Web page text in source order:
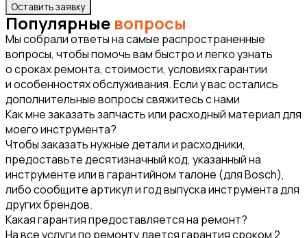
Оставить заявку
Популярные вопросы
Мы собрали ответы на самые распространенные
вопросы, чтобы помочь вам быстро и легко узнать
о сроках ремонта, стоимости, условиях гарантии
и особенностях обслуживания. Если у вас остались
дополнительные вопросы свяжитесь с нами
Как мне заказать запчасть или расходный материал для
моего инструмента?
Чтобы заказать нужные детали и расходники,
предоставьте десятизначный код, указанный на
инструменте или в гарантийном талоне (для Bosch),
либо сообщите артикул и год выпуска инструмента для
других брендов.
Какая гарантия предоставляется на ремонт?
На все услуги по ремонту дается гарантия сроком 2